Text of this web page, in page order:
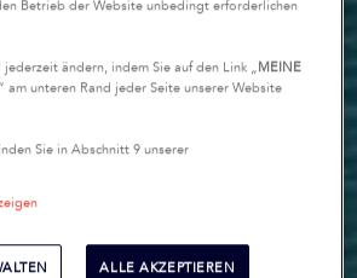
Betrieb der Website unbedingt erforderlichen
jederzeit ändern, indem Sie auf den Link „MEINE
“ am unteren Rand jeder Seite unserer Website
Sie in Abschnitt 9 unserer
ALLE AKZEPTIEREN